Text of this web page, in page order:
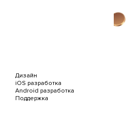
Дизайн
iOS разработка
Android разработка
Поддержка